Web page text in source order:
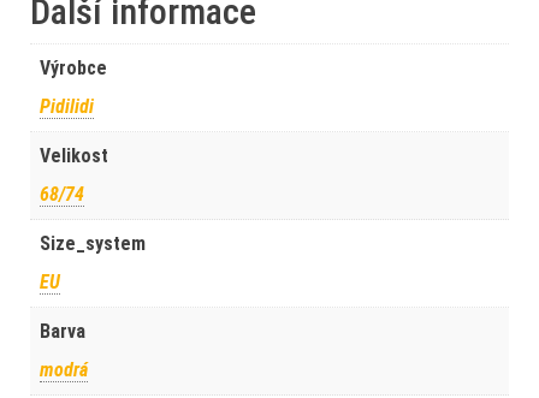
Další informace
Výrobce
Pidilidi
Velikost
68/74
Size_system
EU
Barva
modrá